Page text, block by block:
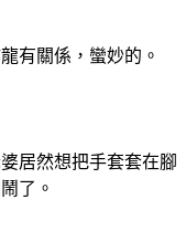
有關係，蠻妙的。
居然想把手套套在腳
了。